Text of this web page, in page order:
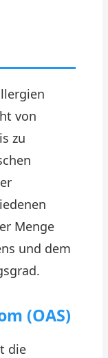
von
zu
Menge
und dem
(OAS)
die